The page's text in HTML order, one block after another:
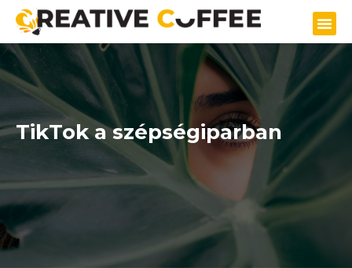
TikTok a szépségiparban